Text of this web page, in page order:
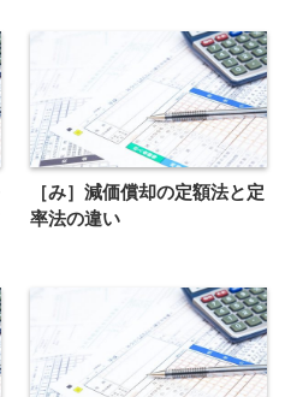
［み］減価償却の定額法と定
率法の違い